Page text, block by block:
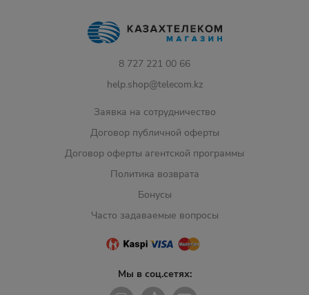
8 727 221 00 66
help.shop@telecom.kz
Заявка на сотрудничество
Договор публичной оферты
Договор оферты агентской программы
Политика возврата
Бонусы
Часто задаваемые вопросы
Мы в соц.сетях: